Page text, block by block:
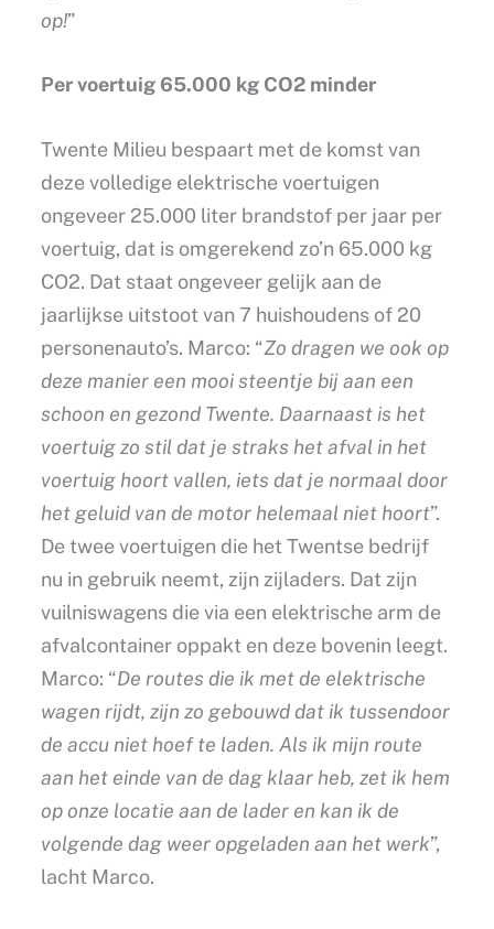
op!”
Per voertuig 65.000 kg CO2 minder
Twente Milieu bespaart met de komst van
deze volledige elektrische voertuigen
ongeveer 25.000 liter brandstof per jaar per
voertuig, dat is omgerekend zo’n 65.000 kg
CO2. Dat staat ongeveer gelijk aan de
jaarlijkse uitstoot van 7 huishoudens of 20
personenauto’s. Marco: “Zo dragen we ook op
deze manier een mooi steentje bij aan een
schoon en gezond Twente. Daarnaast is het
voertuig zo stil dat je straks het afval in het
voertuig hoort vallen, iets dat je normaal door
het geluid van de motor helemaal niet hoort”.
De twee voertuigen die het Twentse bedrijf
nu in gebruik neemt, zijn zijladers. Dat zijn
vuilniswagens die via een elektrische arm de
afvalcontainer oppakt en deze bovenin leegt.
Marco: “De routes die ik met de elektrische
wagen rijdt, zijn zo gebouwd dat ik tussendoor
de accu niet hoef te laden. Als ik mijn route
aan het einde van de dag klaar heb, zet ik hem
op onze locatie aan de lader en kan ik de
volgende dag weer opgeladen aan het werk”,
lacht Marco.